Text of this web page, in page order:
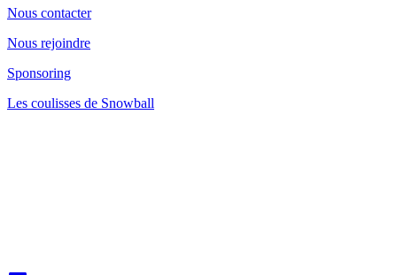
Nous contacter
Nous rejoindre
Sponsoring
Les coulisses de Snowball